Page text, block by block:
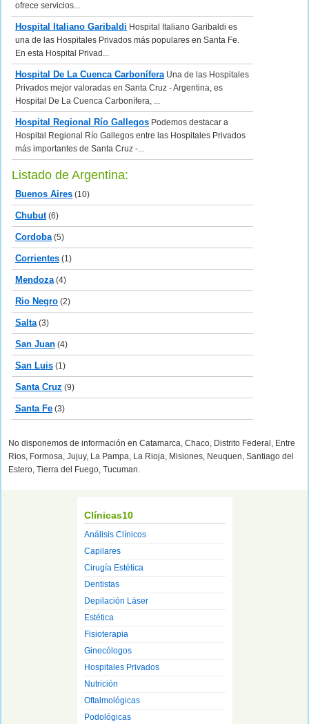
ofrece servicios...
Hospital Italiano Garibaldi Hospital Italiano Garibaldi es
una de las Hospitales Privados más populares en Santa Fe.
En esta Hospital Privad...
Hospital De La Cuenca CarboníferaUna de las Hospitales
Privados mejor valoradas en Santa Cruz - Argentina, es
Hospital De La Cuenca Carbonífera, ...
Hospital Regional Río Gallegos Podemos destacar a
Hospital Regional Río Gallegos entre las Hospitales Privados
más importantes de Santa Cruz -...
Listado de Argentina:
Buenos Aires (10)
Chubut(6)
Cordoba(5)
Corrientes (1)
Mendoza(4)
Rio Negro (2)
Salta(3)
San Juan (4)
San Luis (1)
Santa Cruz (9)
Santa Fe (3)
No disponemos de información en Catamarca, Chaco, Distrito Federal, Entre
Rios, Formosa, Jujuy, La Pampa, La Rioja, Misiones, Neuquen, Santiago del
Estero, Tierra del Fuego, Tucuman.
Clínicas10
Análisis Clínicos
Capilares
Cirugía Estética
Dentistas
Depilación Láser
Estética
Fisioterapia
Ginecólogos
Hospitales Privados
Nutrición
Oftalmológicas
Podológicas